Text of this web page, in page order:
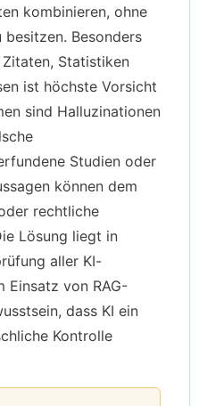
kombinieren, ohne
Besonders
Statistiken
ist höchste Vorsicht
sind Halluzinationen
Studien oder
können dem
rechtliche
Lösung liegt in
aller KI-
Einsatz von RAG-
dass KI ein
Kontrolle